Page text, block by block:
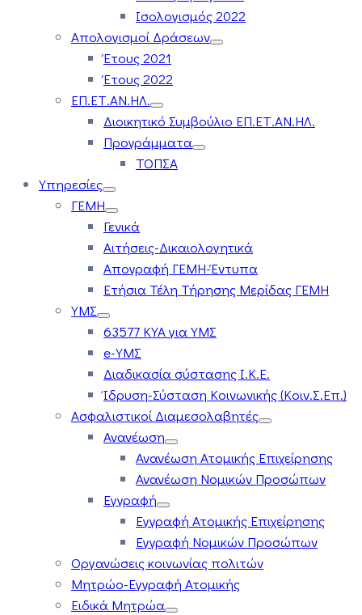
Ισολογισμός 2022
Απολογισμοί Δράσεων
Έτους 2021
Έτους 2022
ΕΠ.ΕΤ.ΑΝ.ΗΛ.
Διοικητικό Συμβούλιο ΕΠ.ΕΤ.ΑΝ.ΗΛ.
Προγράμματα
ΤΟΠΣΑ
Υπηρεσίες
ΓΕΜΗ
Γενικά
Αιτήσεις-Δικαιολογητικά
Απογραφή ΓΕΜΗ-Έντυπα
Ετήσια Τέλη Τήρησης Μερίδας ΓΕΜΗ
ΥΜΣ
63577 ΚΥΑ για ΥΜΣ
e-ΥΜΣ
Διαδικασία σύστασης Ι.Κ.Ε.
Ίδρυση-Σύσταση Κοινωνικής (Κοιν.Σ.Επ.)
Ασφαλιστικοί Διαμεσολαβητές
Ανανέωση
Ανανέωση Ατομικής Επιχείρησης
Ανανέωση Νομικών Προσώπων
Εγγραφή
Εγγραφή Ατομικής Επιχείρησης
Εγγραφή Νομικών Προσώπων
Οργανώσεις κοινωνίας πολιτών
Μητρώο-Εγγραφή Ατομικής
Ειδικά Μητρώα